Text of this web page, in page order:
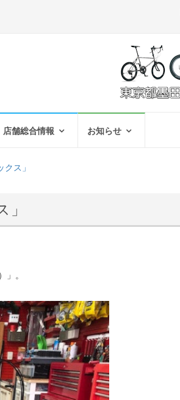
テ
ン
店舗総合情報 お知らせ
ス」
」。